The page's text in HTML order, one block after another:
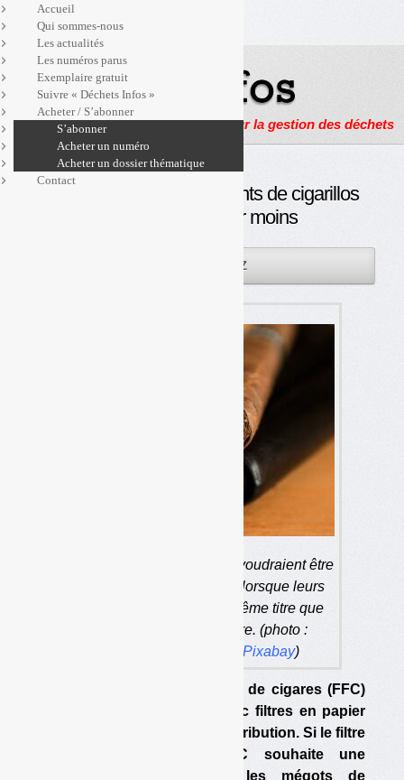
Actualités, enquêtes et reportages sur la gestion des déchets
REP mégots : les fabricants de cigarillos
veulent contribuer moins
OLIVIER GUICHARDAZ
Les fabricants de cigarillos voudraient être
exonérés de contributions lorsque leurs
filtres sont en papier, au même titre que
lorsqu’il n’y a pas de filtre. (photo :
via Pixabay)
La Fédération des fabricants de cigares (FFC)
estime que les cigarillos avec filtres en papier
doivent être exonérés de contribution. Si le filtre
est en plastique, la FFC souhaite une
contribution moindre car les mégots de
Accueil
Qui sommes-nous
Les actualités
Les numéros parus
Exemplaire gratuit
Suivre « Déchets Infos »
Acheter / S’abonner
S’abonner
Acheter un numéro
Acheter un dossier thématique
Contact